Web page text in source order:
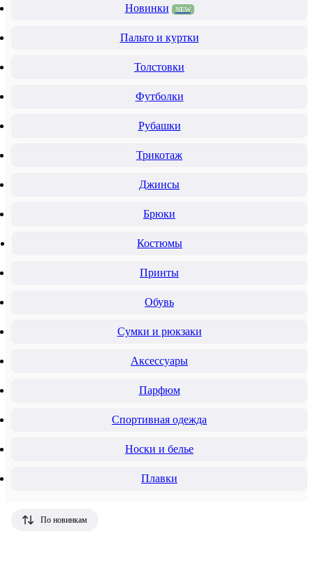
Новинки
NEW
Пальто и куртки
Толстовки
Футболки
Рубашки
Трикотаж
Джинсы
Брюки
Костюмы
Принты
Обувь
Сумки и рюкзаки
Аксессуары
Парфюм
Спортивная одежда
Носки и белье
Плавки
По новинкам